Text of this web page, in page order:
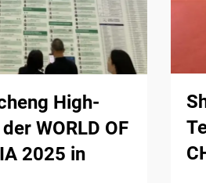
High-
WORLD OF
2025 in